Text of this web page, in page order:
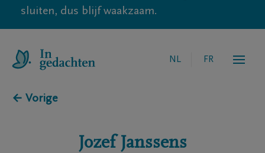
sluiten, dus blijf waakzaam.
NL FR
← Vorige
Jozef Janssens